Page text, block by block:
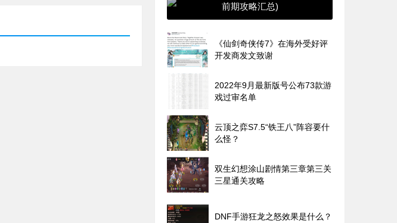
前期攻略汇总)
《仙剑奇侠传7》在海外受好评
开发商发文致谢
2022年9月最新版号公布73款游
戏过审名单
云顶之弈S7.5“铁王八”阵容要什
么怪？
双生幻想涂山剧情第三章第三关
三星通关攻略
DNF手游狂龙之怒效果是什么？